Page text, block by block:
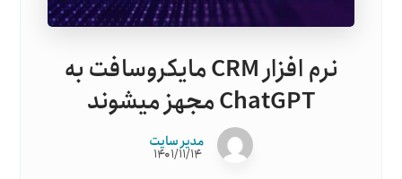
نرم افزار CRM مایکروسافت به
ChatGPT مجهز میشوند
مدیر سایت
۱۴۰۱/۱۱/۱۴